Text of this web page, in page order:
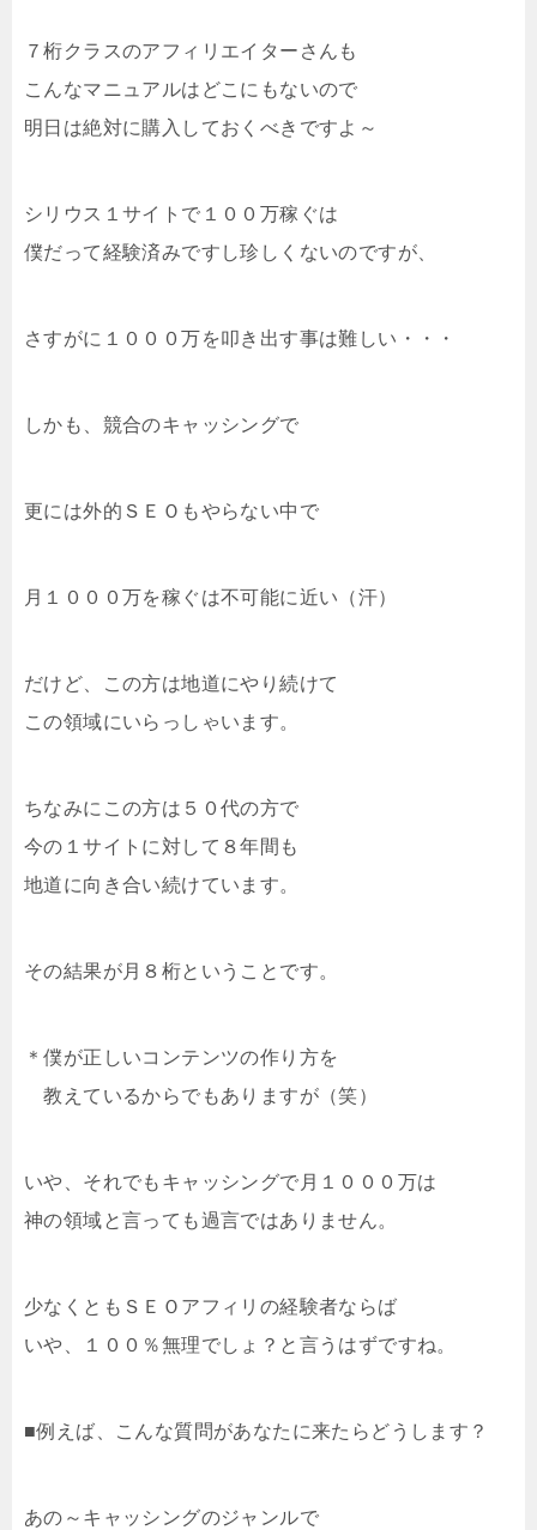
７桁クラスのアフィリエイターさんも
こんなマニュアルはどこにもないので
明日は絶対に購入しておくべきですよ～
シリウス１サイトで１００万稼ぐは
僕だって経験済みですし珍しくないのですが、
さすがに１０００万を叩き出す事は難しい・・・
しかも、競合のキャッシングで
更には外的ＳＥＯもやらない中で
月１０００万を稼ぐは不可能に近い（汗）
だけど、この方は地道にやり続けて
この領域にいらっしゃいます。
ちなみにこの方は５０代の方で
今の１サイトに対して８年間も
地道に向き合い続けています。
その結果が月８桁ということです。
＊僕が正しいコンテンツの作り方を
教えているからでもありますが（笑）
いや、それでもキャッシングで月１０００万は
神の領域と言っても過言ではありません。
少なくともＳＥＯアフィリの経験者ならば
いや、１００％無理でしょ？と言うはずですね。
■例えば、こんな質問があなたに来たらどうします？
あの～キャッシングのジャンルで